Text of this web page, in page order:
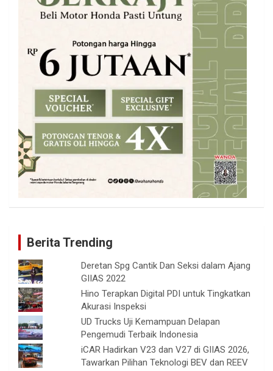
Berita Trending
Deretan Spg Cantik Dan Seksi dalam Ajang
GIIAS 2022
Hino Terapkan Digital PDI untuk Tingkatkan
Akurasi Inspeksi
UD Trucks Uji Kemampuan Delapan
Pengemudi Terbaik Indonesia
iCAR Hadirkan V23 dan V27 di GIIAS 2026,
Tawarkan Pilihan Teknologi BEV dan REEV